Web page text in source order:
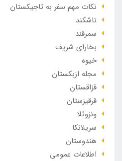
نکات مهم سفر به تاجیکستان
تاشکند
سمرقند
بخارای شریف
خیوه
مجله ازبکستان
قزاقستان
قرقیزستان
ونزوئلا
سریلانکا
هندوستان
اطلاعات عمومی